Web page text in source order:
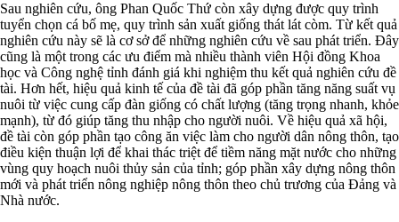
Sau nghiên cứu, ông Phan Quốc Thứ còn xây dựng được quy trình
tuyển chọn cá bố mẹ, quy trình sản xuất giống thát lát còm. Từ kết quả
nghiên cứu này sẽ là cơ sở để những nghiên cứu về sau phát triển. Đây
cũng là một trong các ưu điểm mà nhiều thành viên Hội đồng Khoa
học và Công nghệ tỉnh đánh giá khi nghiệm thu kết quả nghiên cứu đề
tài. Hơn hết, hiệu quả kinh tế của đề tài đã góp phần tăng năng suất vụ
nuôi từ việc cung cấp đàn giống có chất lượng (tăng trọng nhanh, khỏe
mạnh), từ đó giúp tăng thu nhập cho người nuôi. Về hiệu quả xã hội,
đề tài còn góp phần tạo công ăn việc làm cho người dân nông thôn, tạo
điều kiện thuận lợi để khai thác triệt để tiềm năng mặt nước cho những
vùng quy hoạch nuôi thủy sản của tỉnh; góp phần xây dựng nông thôn
mới và phát triển nông nghiệp nông thôn theo chủ trương của Đảng và
Nhà nước.